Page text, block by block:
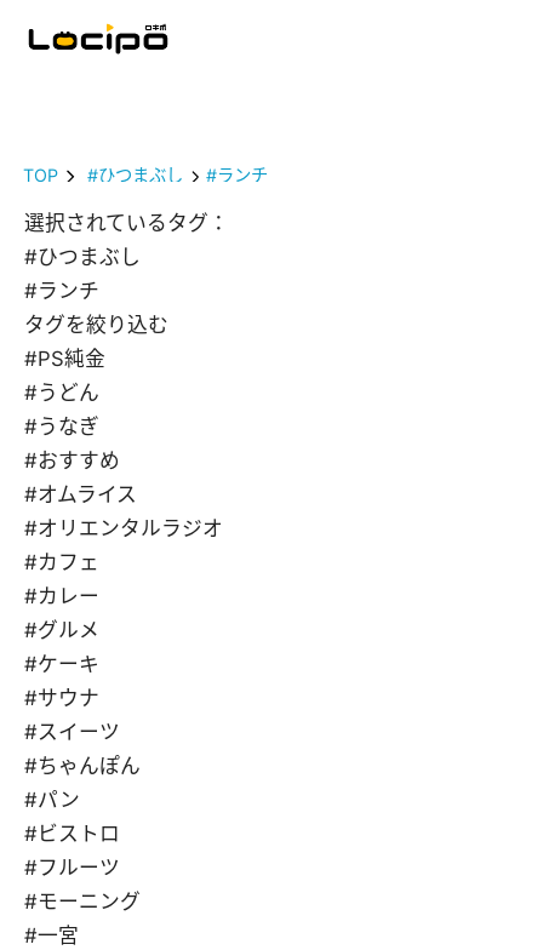
TOP #ひつまぶし #ランチ
選択されているタグ：
#ひつまぶし
#ランチ
タグを絞り込む
#PS純金
#うどん
#うなぎ
#おすすめ
#オムライス
#オリエンタルラジオ
#カフェ
#カレー
#グルメ
#ケーキ
#サウナ
#スイーツ
#ちゃんぽん
#パン
#ビストロ
#フルーツ
#モーニング
#一宮